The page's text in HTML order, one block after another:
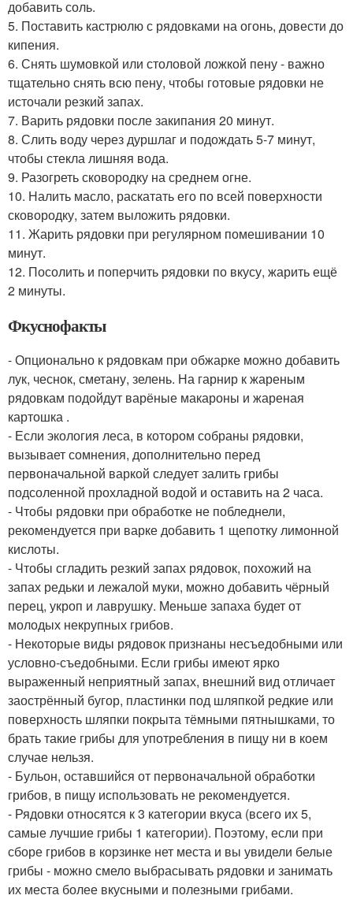
добавить соль.
5. Поставить кастрюлю с рядовками на огонь, довести до
кипения.
6. Снять шумовкой или столовой ложкой пену - важно
тщательно снять всю пену, чтобы готовые рядовки не
источали резкий запах.
7. Варить рядовки после закипания 20 минут.
8. Слить воду через дуршлаг и подождать 5-7 минут,
чтобы стекла лишняя вода.
9. Разогреть сковородку на среднем огне.
10. Налить масло, раскатать его по всей поверхности
сковородку, затем выложить рядовки.
11. Жарить рядовки при регулярном помешивании 10
минут.
12. Посолить и поперчить рядовки по вкусу, жарить ещё
2 минуты.
Фкуснофакты
- Опционально к рядовкам при обжарке можно добавить
лук, чеснок, сметану, зелень. На гарнир к жареным
рядовкам подойдут варёные макароны и жареная
картошка .
- Если экология леса, в котором собраны рядовки,
вызывает сомнения, дополнительно перед
первоначальной варкой следует залить грибы
подсоленной прохладной водой и оставить на 2 часа.
- Чтобы рядовки при обработке не побледнели,
рекомендуется при варке добавить 1 щепотку лимонной
кислоты.
- Чтобы сгладить резкий запах рядовок, похожий на
запах редьки и лежалой муки, можно добавить чёрный
перец, укроп и лаврушку. Меньше запаха будет от
молодых некрупных грибов.
- Некоторые виды рядовок признаны несъедобными или
условно-съедобными. Если грибы имеют ярко
выраженный неприятный запах, внешний вид отличает
заострённый бугор, пластинки под шляпкой редкие или
поверхность шляпки покрыта тёмными пятнышками, то
брать такие грибы для употребления в пищу ни в коем
случае нельзя.
- Бульон, оставшийся от первоначальной обработки
грибов, в пищу использовать не рекомендуется.
- Рядовки относятся к 3 категории вкуса (всего их 5,
самые лучшие грибы 1 категории). Поэтому, если при
сборе грибов в корзинке нет места и вы увидели белые
грибы - можно смело выбрасывать рядовки и занимать
их места более вкусными и полезными грибами.